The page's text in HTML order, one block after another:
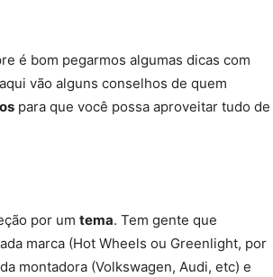
é bom pegarmos algumas dicas com
vão alguns conselhos de quem
para que você possa aproveitar tudo de
por um tema. Tem gente que
marca (Hot Wheels ou Greenlight, por
montadora (Volkswagen, Audi, etc) e